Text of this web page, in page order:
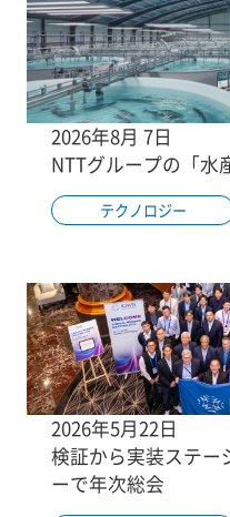
2026年8月 7日
NTTグループの「水
テクノロジー
2026年5月22日
検証から実装ステー
ーで年次総会